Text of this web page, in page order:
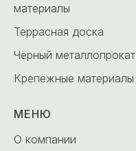
материалы
Террасная доска
Чёрный металлопрокат
Крепёжные материалы
МЕНЮ
О компании